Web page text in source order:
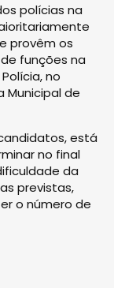
polícias na
provêm os
funções na
no
Municipal de
está
no final
da
previstas,
o número de